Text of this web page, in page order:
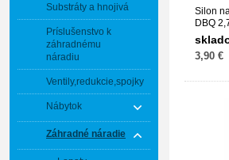
Substráty a hnojivá
Príslušenstvo k
záhradnému
náradiu
Ventily,redukcie,spojky
Nábytok
Záhradné náradie
Silon
DBQ
111649
3,90 €